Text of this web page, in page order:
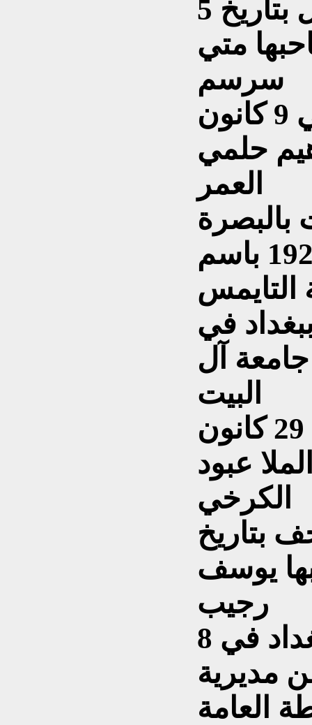
البلاغ - صدرت في الموصل بتاريخ 5
1926 لصاحبها متي
سرسم
الجديد - صدرت ببغداد في 9 كانون
حلمي
العمر
بالبصرة
في 13 كانون الاول 1926 باسم
في
باسم جامعة آل
البيت
الكرخ - صدرت ببغداد في 29 كانون
الملا عبود
الكرخي
بتاريخ
1927 لصاحبها يوسف
رجيب
الشرطي – صدرت ببغداد في 8
الثاني 1927 عن مديرية
العامة